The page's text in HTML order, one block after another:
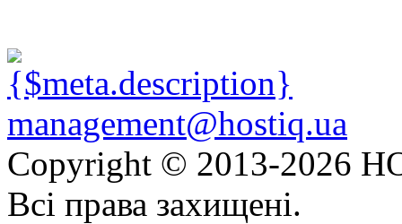
management@hostiq.ua
Copyright © 2013-2026
Всі права захищені.